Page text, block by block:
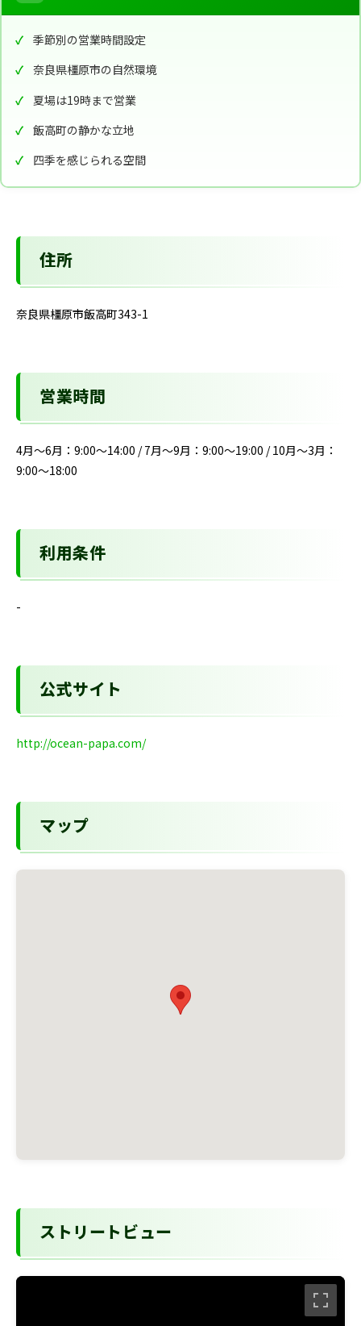
季節別の営業時間設定
奈良県橿原市の自然環境
夏場は19時まで営業
飯高町の静かな立地
四季を感じられる空間
住所
奈良県橿原市飯高町343-1
営業時間
4月～6月：9:00～14:00 / 7月～9月：9:00～19:00 / 10月～3月：
9:00～18:00
利用条件
-
公式サイト
http://ocean-papa.com/
マップ
ストリートビュー